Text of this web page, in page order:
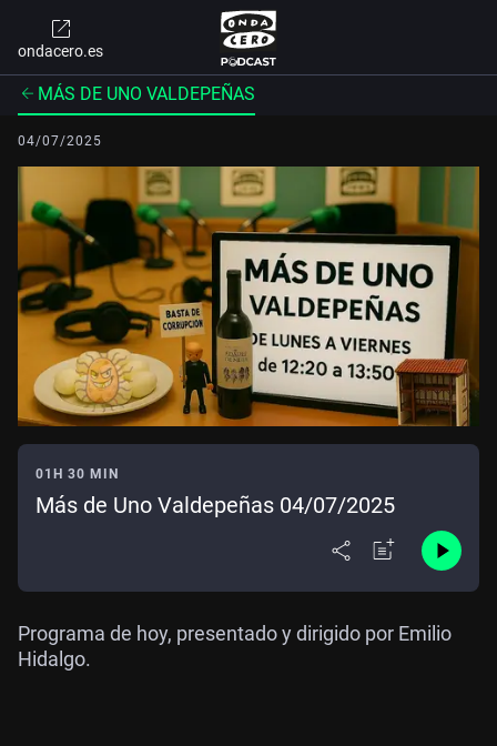
ondacero.es
MÁS DE UNO VALDEPEÑAS
04/07/2025
01H 30 MIN
Más de Uno Valdepeñas 04/07/2025
Programa de hoy, presentado y dirigido por Emilio
Hidalgo.